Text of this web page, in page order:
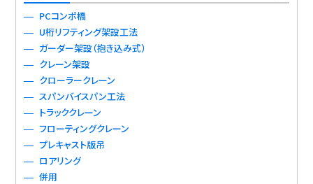
PCコンポ橋
U桁リフティング架設工法
ガーダー架設（抱き込み式）
クレーン架設
クローラークレーン
スパンバイスパン工法
トラッククレーン
フローティングクレーン
プレキャスト版吊
ロアリング
併用